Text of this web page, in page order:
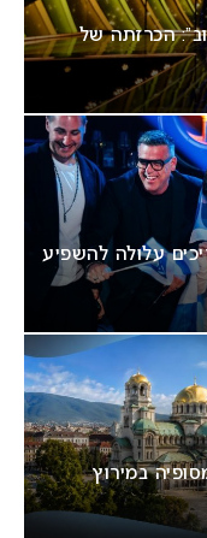
הכרזתה של
התאריכים עלולה להשפיע
במירוץ